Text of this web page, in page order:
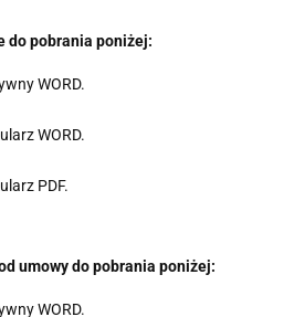
do pobrania poniżej:
WORD.
WORD.
PDF.
umowy do pobrania poniżej:
WORD.